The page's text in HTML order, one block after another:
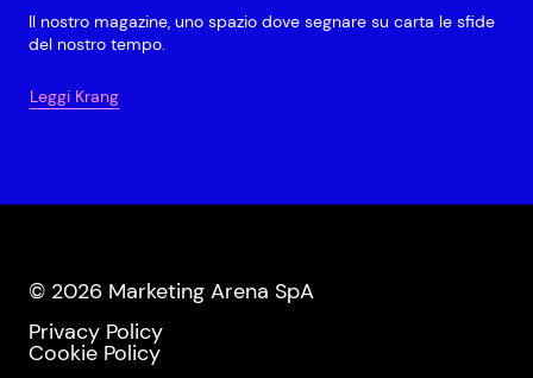
Il nostro magazine, uno spazio dove segnare su carta le sfide
del nostro tempo.
Leggi Krang
© 2026 Marketing Arena SpA
Privacy Policy
Cookie Policy